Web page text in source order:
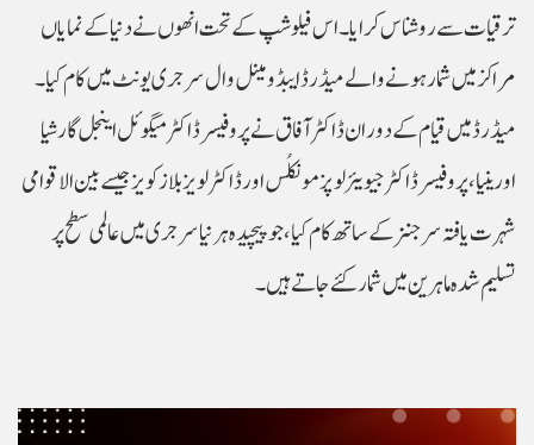
ترقیات سے روشناس کرایا۔ اس فیلوشپ کے تحت انھوں نے دنیا کے نمایاں
مراکز میں شمار ہونے والے میڈرڈ ایبڈومینل وال سرجری یونٹ میں کام کیا۔
میڈرڈ میں قیام کے دوران ڈاکٹر آفاق نے پروفیسر ڈاکٹر میگوئل اینجل گارشیا
اورینیا، پروفیسر ڈاکٹر جیویئر لوپز مونکلُس اور ڈاکٹر لویز بلازکویز جیسے بین الاقوامی
شہرت یافتہ سرجنز کے ساتھ کام کیا، جو پیچیدہ ہرنیا سرجری میں عالمی سطح پر
تسلیم شدہ ماہرین میں شمار کئے جاتے ہیں۔